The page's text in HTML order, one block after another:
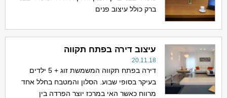
ברק כולל עיצוב פנים
עיצוב דירה בפתח תקווה
20.11.18
דירה בפתח תקווה המשמשת זוג + 5 ילדים
בעיקר בסופי שבוע. הסלון והמטבח בחלל אחד
מרווח כאשר האי במרכז יוצר הפרדה בין